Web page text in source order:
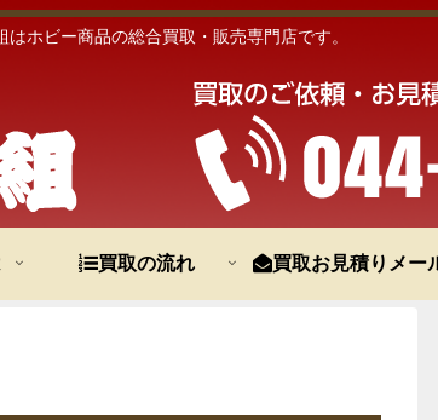
はホビー商品の総合買取・販売専門店です。
買取の流れ 買取お見積りメー